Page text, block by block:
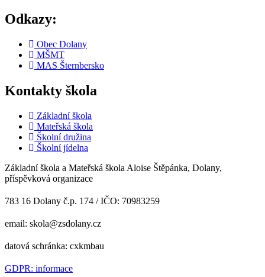
Odkazy:
Obec Dolany
MŠMT
MAS Šternbersko
Kontakty škola
Základní škola
Mateřská škola
Školní družina
Školní jídelna
Základní škola a Mateřská škola Aloise Štěpánka, Dolany,
příspěvková organizace
783 16 Dolany č.p. 174 / IČO: 70983259
email: skola@zsdolany.cz
datová schránka: cxkmbau
GDPR: informace